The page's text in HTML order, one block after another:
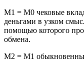
М1 = М0 чековые
деньгами в узком
помощью которого
обмена.
М2 = М1